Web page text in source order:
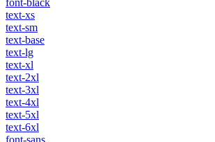
text-xs
text-sm
text-base
text-lg
text-xl
text-2xl
text-3xl
text-4xl
text-5xl
text-6xl
font-sans